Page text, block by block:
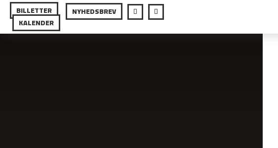
BILLETTER
KALENDER
NYHEDSBREV